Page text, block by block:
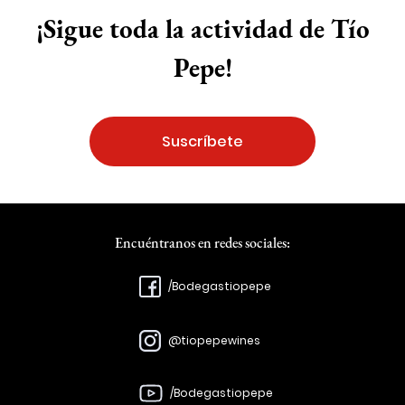
Suscríbete
¡Sigue toda la actividad de Tío
Pepe!
Encuéntranos en redes sociales:
/Bodegastiopepe
@tiopepewines
/Bodegastiopepe